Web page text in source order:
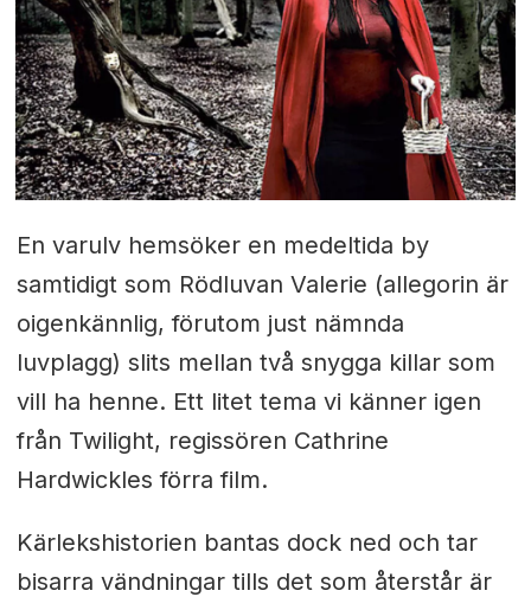
En varulv hemsöker en medeltida by
samtidigt som Rödluvan Valerie (allegorin är
oigenkännlig, förutom just nämnda
luvplagg) slits mellan två snygga killar som
vill ha henne. Ett litet tema vi känner igen
från Twilight, regissören Cathrine
Hardwickles förra film.
Kärlekshistorien bantas dock ned och tar
bisarra vändningar tills det som återstår är